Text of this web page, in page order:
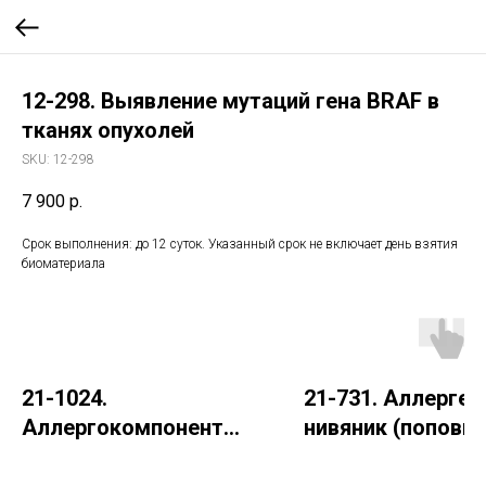
12-298. Выявление мутаций гена BRAF в
тканях опухолей
SKU: 12-298
7 900 р.
Срок выполнения: до 12 суток. Указанный срок не включает день взятия
биоматериала
21-1024.
Аллергокомпонент
21-731.
нивяник